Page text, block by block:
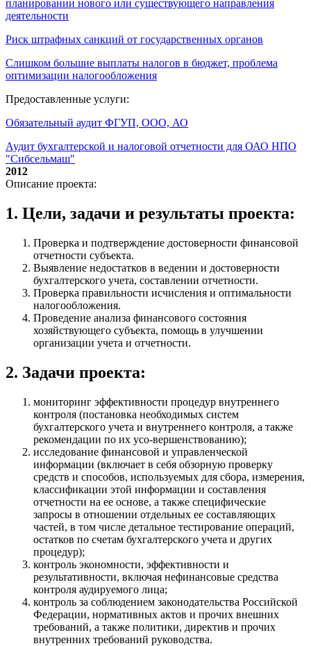
планировании нового или существующего направления
деятельности
Риск штрафных санкций от государственных органов
Слишком большие выплаты налогов в бюджет, проблема
оптимизации налогообложения
Предоставленные услуги:
Обязательный аудит ФГУП, ООО, АО
Аудит бухгалтерской и налоговой отчетности для ОАО НПО
"Сибсельмаш"
2012
Описание проекта:
1. Цели, задачи и результаты проекта:
Проверка и подтверждение достоверности финансовой
отчетности субъекта.
Выявление недостатков в ведении и достоверности
бухгалтерского учета, составлении отчетности.
Проверка правильности исчисления и оптимальности
налогообложения.
Проведение анализа финансового состояния
хозяйствующего субъекта, помощь в улучшении
организации учета и отчетности.
2. Задачи проекта:
мониторинг эффективности процедур внутреннего
контроля (постановка необходимых систем
бухгалтерского учета и внутреннего контроля, а также
рекомендации по их усо-вершенствованию);
исследование финансовой и управленческой
информации (включает в себя обзорную проверку
средств и способов, используемых для сбора, измерения,
классификации этой информации и составления
отчетности на ее основе, а также специфические
запросы в отношении отдельных ее составляющих
частей, в том числе детальное тестирование операций,
остатков по счетам бухгалтерского учета и других
процедур);
контроль экономности, эффективности и
результативности, включая нефинансовые средства
контроля аудируемого лица;
контроль за соблюдением законодательства Российской
Федерации, нормативных актов и прочих внешних
требований, а также политики, директив и прочих
внутренних требований руководства.